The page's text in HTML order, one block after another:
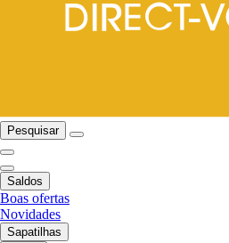
Pesquisar
Saldos
Boas ofertas
Novidades
Sapatilhas